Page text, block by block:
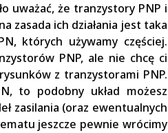
uważać, że tranzystory PNP i
zasada ich działania jest taka
których używamy częściej.
PNP, ale nie chcę ci
z tranzystorami PNP.
to podobny układ możesz
zasilania (oraz ewentualnych
jeszcze pewnie wrócimy